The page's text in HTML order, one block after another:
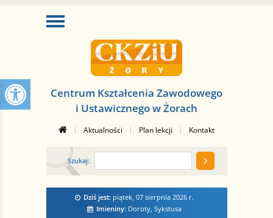
Centrum Kształcenia Zawodowego
i Ustawicznego w Żorach
| Aktualności | Plan lekcji | Kontakt
Szukaj:
Dziś jest: piątek, 07 sierpnia 2026r.
Imieniny:Doroty, Sykstusa